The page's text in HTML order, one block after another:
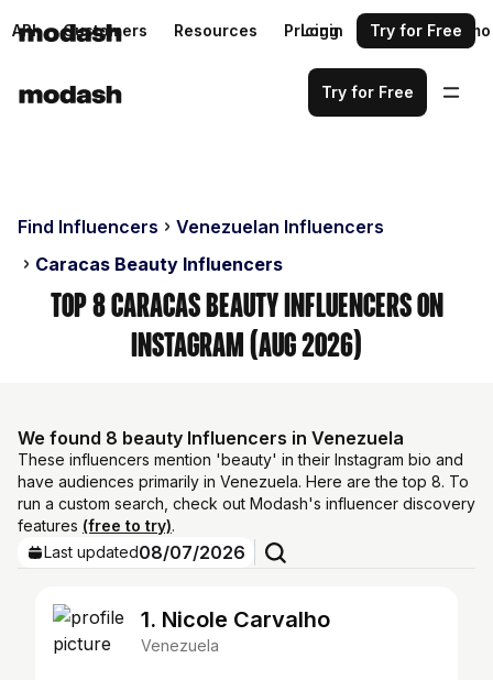
API Customers Resources Pricing Request a demo
Login Try for Free
Try for Free
Find Influencers
Venezuelan Influencers
Caracas Beauty Influencers
Top 8 Caracas Beauty Influencers on
Instagram (Aug 2026)
We found 8 beauty Influencers in Venezuela
These influencers mention 'beauty' in their Instagram bio and
have audiences primarily in Venezuela. Here are the top 8. To
run a custom search, check out Modash's influencer discovery
features (free to try).
Last updated08/07/2026
1. Nicole Carvalho
Venezuela